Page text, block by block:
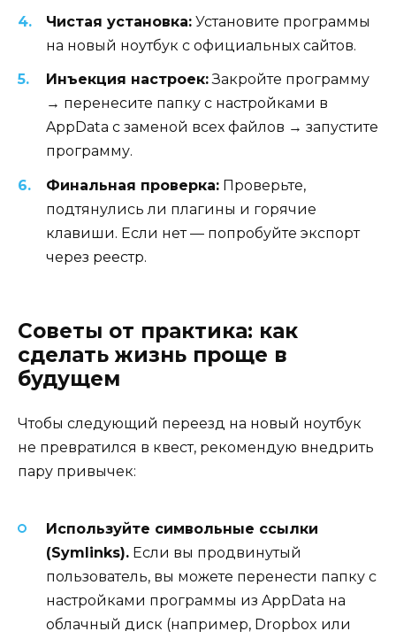
Чистая установка: Установите программы
на новый ноутбук с официальных сайтов.
Инъекция настроек:Закройте программу
→ перенесите папку с настройками в
AppData с заменой всех файлов → запустите
программу.
Финальная проверка: Проверьте,
подтянулись ли плагины и горячие
клавиши. Если нет — попробуйте экспорт
через реестр.
Советы от практика: как
сделать жизнь проще в
будущем
Чтобы следующий переезд на новый ноутбук
не превратился в квест, рекомендую внедрить
пару привычек:
Используйте символьные ссылки
(Symlinks). Если вы продвинутый
пользователь, вы можете перенести папку с
настройками программы из AppData на
облачный диск (например, Dropbox или